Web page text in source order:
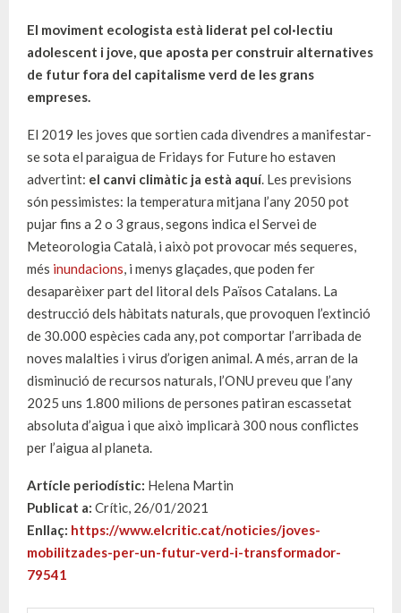
El moviment ecologista està liderat pel col·lectiu
adolescent i jove, que aposta per construir alternatives
de futur fora del capitalisme verd de les grans
empreses.
El 2019 les joves que sortien cada divendres a manifestar-
se sota el paraigua de Fridays for Future ho estaven
advertint: el canvi climàtic ja està aquí. Les previsions
són pessimistes: la temperatura mitjana l’any 2050 pot
pujar fins a 2 o 3 graus, segons indica el Servei de
Meteorologia Català, i això pot provocar més sequeres,
més inundacions, i menys glaçades, que poden fer
desaparèixer part del litoral dels Països Catalans. La
destrucció dels hàbitats naturals, que provoquen l’extinció
de 30.000 espècies cada any, pot comportar l’arribada de
noves malalties i virus d’origen animal. A més, arran de la
disminució de recursos naturals, l’ONU preveu que l’any
2025 uns 1.800 milions de persones patiran escassetat
absoluta d’aigua i que això implicarà 300 nous conflictes
per l’aigua al planeta.
Artícle periodístic: Helena Martin
Publicat a: Crític, 26/01/2021
Enllaç: https://www.elcritic.cat/noticies/joves-
mobilitzades-per-un-futur-verd-i-transformador-
79541